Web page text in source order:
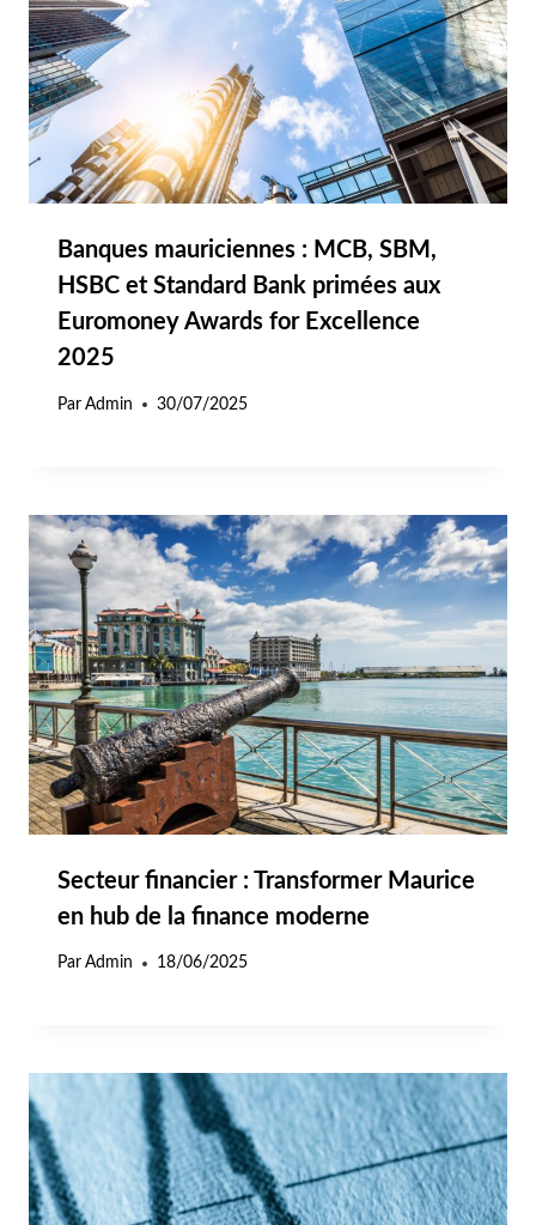
Banques mauriciennes : MCB, SBM,
HSBC et Standard Bank primées aux
Euromoney Awards for Excellence
2025
Par Admin 30/07/2025
Secteur financier : Transformer Maurice
en hub de la finance moderne
Par Admin 18/06/2025